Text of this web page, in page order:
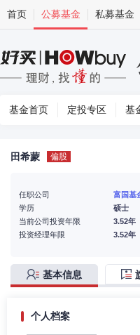
首页 公募基金 私募基金
基金首页 定投专区 基
田希蒙 偏股
任职公司
富国基
学历
硕士
当前公司投资年限
3.52年
投资经理年限
3.52年
基本信息
个人档案